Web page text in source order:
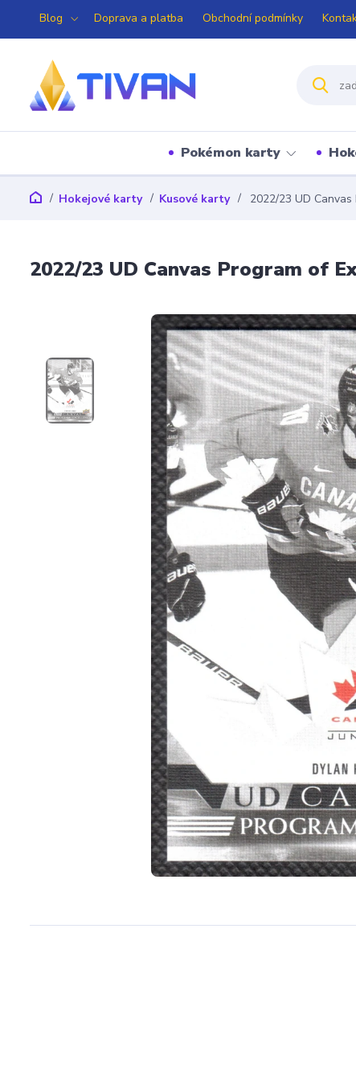
Blog Doprava a platba Obchodní podmínky
Pokémon karty
Hokejové karty Kusové karty 2022/23 UD
2022/23 UD Canvas Program of